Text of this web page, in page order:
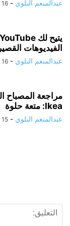
عبدالمنعم البلوي - 16 أبريل، 2026
الفيديوهات
عبدالمنعم البلوي - 16 أبريل، 2026
Ikea: متعة حلوة
عبدالمنعم البلوي - 15 أبريل، 2026